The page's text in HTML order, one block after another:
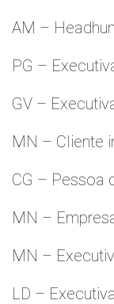
AM –
PG –
GV –
MN – Cliente
CG – Pessoa
MN –
MN –
LD –